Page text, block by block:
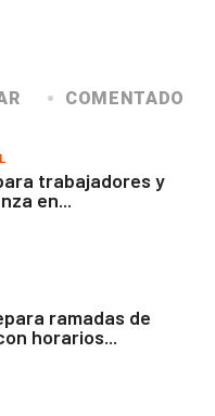
COMENTADO
trabajadores y
en...
ramadas de
horarios...